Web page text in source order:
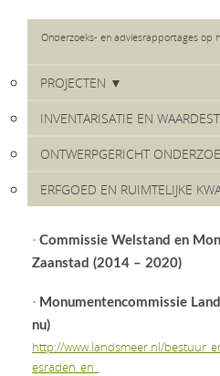
Onderzoeks- en adviesrapportages op
PROJECTEN ▼
INVENTARISATIE EN
ONTWERPGERICHT
ERFGOED EN RUIMTELIJKE
• Commissie Welstand en
Zaanstad (2014 – 2020)
• Monumentencommissie
nu)
http://www.landsmeer.nl/
esraden_en_